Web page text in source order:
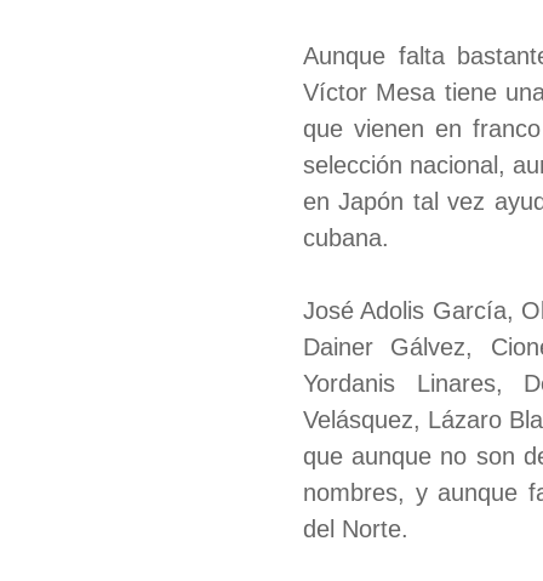
Aunque falta
Víctor Mesa tiene
que vienen en
selección nacional,
en Japón tal vez
cubana.
José Adolis García,
Dainer Gálvez,
Yordanis Linares,
Velásquez, Lázaro
que aunque no son
nombres, y aunque
del Norte.